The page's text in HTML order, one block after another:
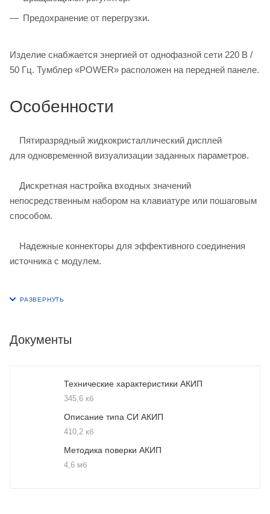
Предохранение от перегрузки.
Изделие снабжается энергией от однофазной сети 220 В /
50 Гц. Тумблер «POWER» расположен на передней панеле.
Особенности
Пятиразрядный жидкокристаллический дисплей
для одновременной визуализации заданных параметров.
Дискретная настройка входных значений
непосредственным набором на клавиатуре или пошаговым
способом.
Надежные коннекторы для эффективного соединения
источника с модулем.
Документы
Технические характеристики АКИП
345,6 кб
Описание типа СИ АКИП
410,2 кб
Методика поверки АКИП
4,6 мб